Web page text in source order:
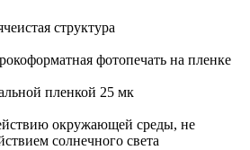
структура
фотопечать на пленке
пленкой 25 мк
окружающей среды, не
солнечного света